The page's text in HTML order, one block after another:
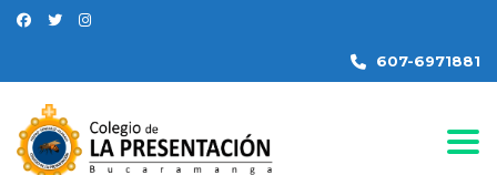
607-6971881